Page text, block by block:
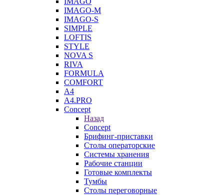
IMAGO-M
IMAGO-S
SIMPLE
LOFTIS
STYLE
NOVA S
RIVA
FORMULA
COMFORT
A4
A4.PRO
Concept
Назад
Concept
Брифинг-приставки
Столы операторские
Системы хранения
Рабочие станции
Готовые комплекты
Тумбы
Столы переговорные